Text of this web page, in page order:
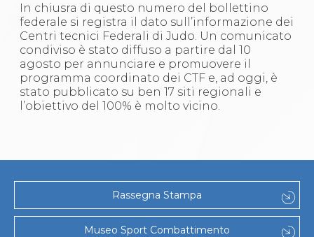
In chiusra di questo numero del bollettino
federale si registra il dato sull’informazione dei
Centri tecnici Federali di Judo. Un comunicato
condiviso è stato diffuso a partire dal 10
agosto per annunciare e promuovere il
programma coordinato dei CTF e, ad oggi, è
stato pubblicato su ben 17 siti regionali e
l’obiettivo del 100% è molto vicino.
Rassegna Stampa
Museo Sport Combattimento